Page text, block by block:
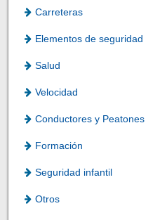
Carreteras
Elementos de seguridad
Salud
Velocidad
Conductores y Peatones
Formación
Seguridad infantil
Otros